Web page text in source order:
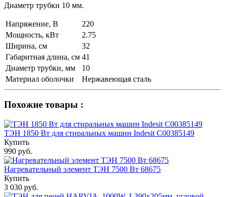
Диаметр трубки 10 мм.
Напряжение, В
220
Мощность, кВт
2.75
Ширина, см
32
Габаритная длина, см 41
Диаметр трубки, мм
10
Материал оболочки
Нержавеющая сталь
Похожие товары :
ТЭН 1850 Вт для стиральных машин Indesit С00385149
Купить
990 руб.
Нагревательный элемент ТЭН 7500 Вт 68675
Купить
3 030 руб.